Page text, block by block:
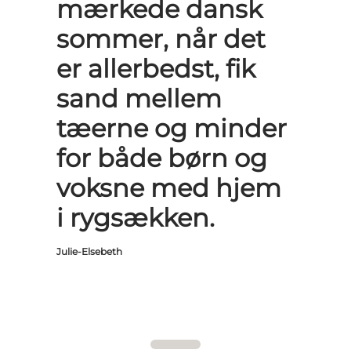
mærkede dansk
sommer, når det
er allerbedst, fik
sand mellem
tæerne og minder
for både børn og
voksne med hjem
i rygsækken.
Julie-Elsebeth